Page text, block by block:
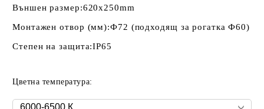
Външен размер:620x250mm
Монтажен отвор (мм):Ф72 (подходящ за рогатка Ф60)
Степен на защита:IP65
Цветна температура: